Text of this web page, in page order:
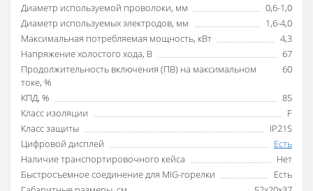
Диаметр используемой проволоки, мм
0,6-1,0
Диаметр используемых электродов, мм
1,6-4,0
Максимальная потребляемая мощность, кВт
4,3
Напряжение холостого хода, В
67
Продолжительность включения (ПВ) на максимальном
токе, %
60
КПД, %
85
Класс изоляции
F
Класс защиты
IP21S
Цифровой дисплей
Есть
Наличие транспортировочного кейса
Нет
Быстросъемное соединение для MIG-горелки
Есть